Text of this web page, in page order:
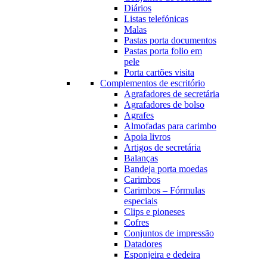
Diários
Listas telefónicas
Malas
Pastas porta documentos
Pastas porta folio em
pele
Porta cartões visita
Complementos de escritório
Agrafadores de secretária
Agrafadores de bolso
Agrafes
Almofadas para carimbo
Apoia livros
Artigos de secretária
Balanças
Bandeja porta moedas
Carimbos
Carimbos – Fórmulas
especiais
Clips e pioneses
Cofres
Conjuntos de impressão
Datadores
Esponjeira e dedeira